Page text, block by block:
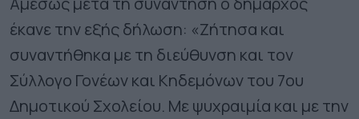
έκανε την εξής δήλωση: «Ζήτησα και
συναντήθηκα με τη διεύθυνση και τον
Σύλλογο Γονέων και Κηδεμόνων του 7ου
Δημοτικού Σχολείου. Με ψυχραιμία και με την